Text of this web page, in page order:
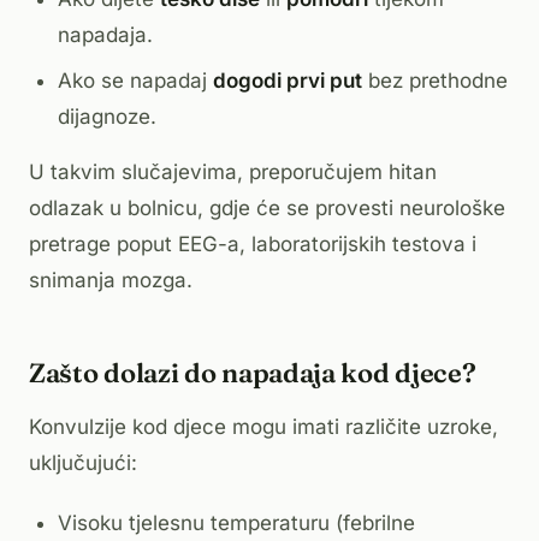
napadaja.
Ako se napadaj dogodi prvi put bez prethodne
dijagnoze.
U takvim slučajevima, preporučujem hitan
odlazak u bolnicu, gdje će se provesti neurološke
pretrage poput EEG-a, laboratorijskih testova i
snimanja mozga.
Zašto dolazi do napadaja kod djece?
Konvulzije kod djece mogu imati različite uzroke,
uključujući:
Visoku tjelesnu temperaturu (febrilne